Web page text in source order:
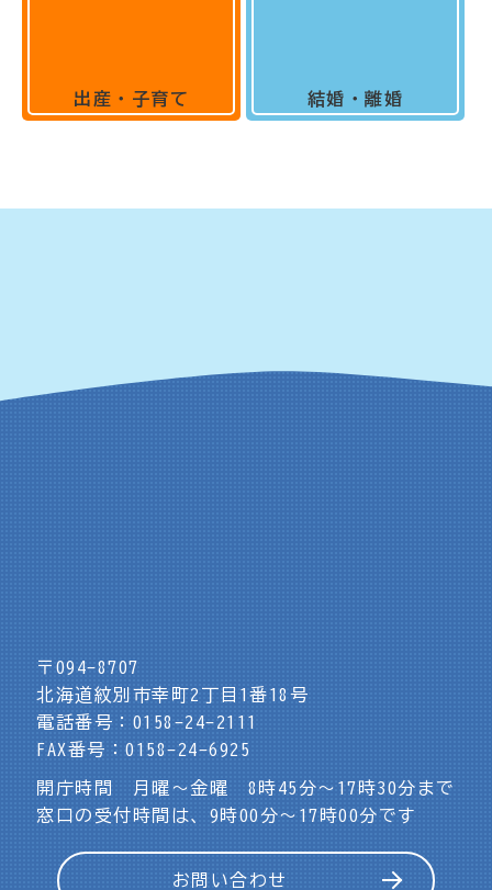
出産・子育て 結婚・離婚
〒094-8707
北海道紋別市幸町2丁目1番18号
電話番号：0158-24-2111
FAX番号：0158-24-6925
開庁時間 月曜～金曜 8時45分～17時30分まで
窓口の受付時間は、9時00分～17時00分です
お問い合わせ